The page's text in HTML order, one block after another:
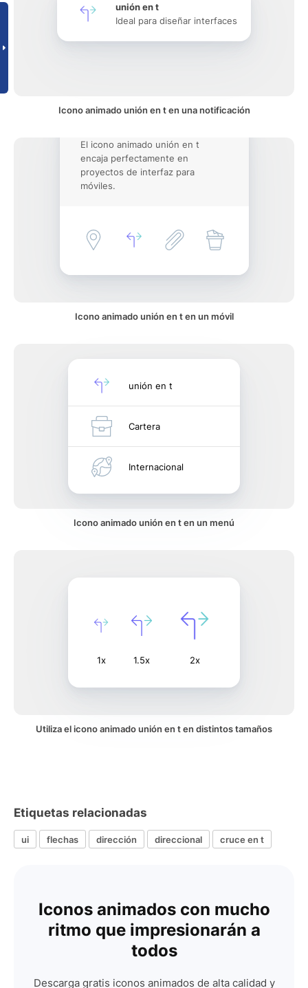
unión en t
Ideal para diseñar interfaces
Icono animado unión en t en una notificación
El icono animado unión en t
encaja perfectamente en
proyectos de interfaz para
móviles.
Icono animado unión en t en un móvil
unión en t
Cartera
Internacional
Icono animado unión en t en un menú
1x 1.5x 2x
Utiliza el icono animado unión en t en distintos tamaños
Etiquetas relacionadas
ui flechas dirección direccional cruce en t
Iconos animados con mucho
ritmo que impresionarán a
todos
Descarga gratis iconos animados de alta calidad y